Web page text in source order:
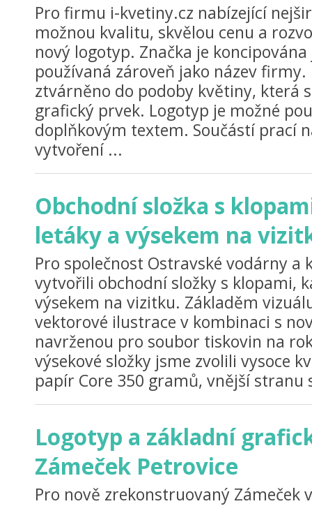
Pro firmu i-kvetiny.cz nabízející
možnou kvalitu, skvělou cenu a
nový logotyp. Značka je
používaná zároveň jako název firmy.
ztvárněno do podoby květiny, která
grafický prvek. Logotyp je možné
doplňkovým textem. Součástí prací
vytvoření ...
Obchodní složka s
letáky a výsekem na
Pro společnost Ostravské vodárny a
vytvořili obchodní složky s klopami,
výsekem na vizitku. Základěm
vektorové ilustrace v kombinaci s
navrženou pro soubor tiskovin na
výsekové složky jsme zvolili vysoce
papír Core 350 gramů, vnější stranu
Logotyp a základní
Zámeček Petrovice
Pro nově zrekonstruovaný Zámeček